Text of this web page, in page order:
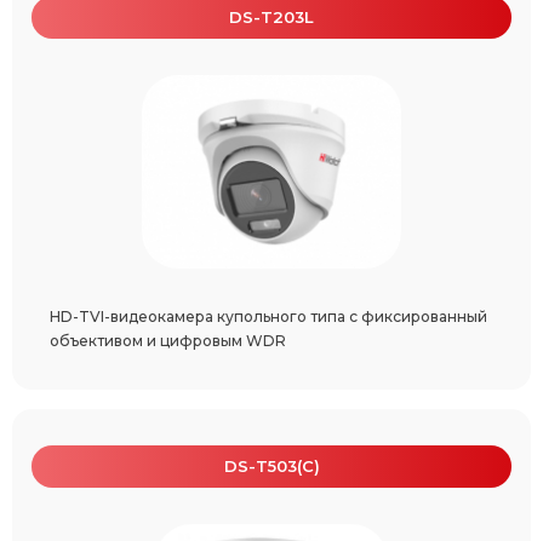
DS-T203L
HD-TVI-видеокамера купольного типа с фиксированный
объективом и цифровым WDR
DS-T503(C)